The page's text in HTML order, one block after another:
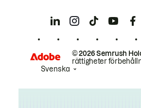
© 2026 Semrush
rättigheter
Svenska